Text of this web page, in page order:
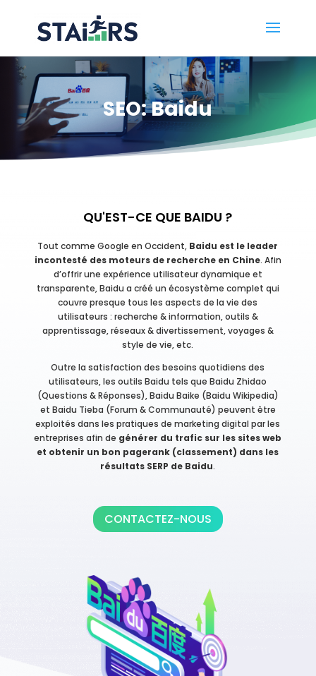
SEO: Baidu
QU'EST-CE QUE BAIDU ?
Tout comme Google en Occident, Baidu est le leader
incontesté des moteurs de recherche en Chine. Afin
d’offrir une expérience utilisateur dynamique et
transparente, Baidu a créé un écosystème complet qui
couvre presque tous les aspects de la vie des
utilisateurs : recherche & information, outils &
apprentissage, réseaux & divertissement, voyages &
style de vie, etc.
Outre la satisfaction des besoins quotidiens des
utilisateurs, les outils Baidu tels que Baidu Zhidao
(Questions & Réponses), Baidu Baike (Baidu Wikipedia)
et Baidu Tieba (Forum & Communauté) peuvent être
exploités dans les pratiques de marketing digital par les
entreprises afin de générer du trafic sur les sites web
et obtenir un bon pagerank (classement) dans les
résultats SERP de Baidu.
CONTACTEZ-NOUS